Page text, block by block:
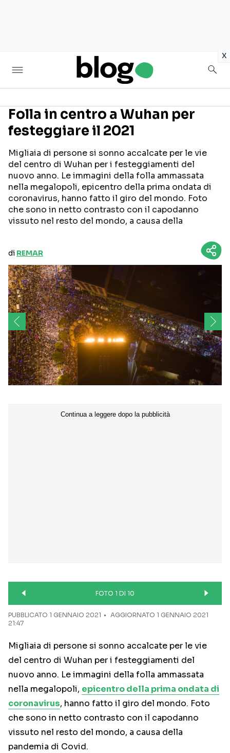
x
Seguici sui social
Folla in centro a Wuhan per
festeggiare il 2021
Migliaia di persone si sonno accalcate per le vie
del centro di Wuhan per i festeggiamenti del
nuovo anno. Le immagini della folla ammassata
nella megalopoli, epicentro della prima ondata di
coronavirus, hanno fatto il giro del mondo. Foto
che sono in netto contrasto con il capodanno
vissuto nel resto del mondo, a causa della
di REMAR
FOTO 1 DI 10
PUBBLICATO 1 GENNAIO 2021
AGGIORNATO 1 GENNAIO 2021
21:47
Migliaia di persone si sonno accalcate per le vie
del centro di Wuhan per i festeggiamenti del
nuovo anno. Le immagini della folla ammassata
nella megalopoli, epicentro della prima ondata di
coronavirus, hanno fatto il giro del mondo. Foto
che sono in netto contrasto con il capodanno
vissuto nel resto del mondo, a causa della
pandemia di Covid.